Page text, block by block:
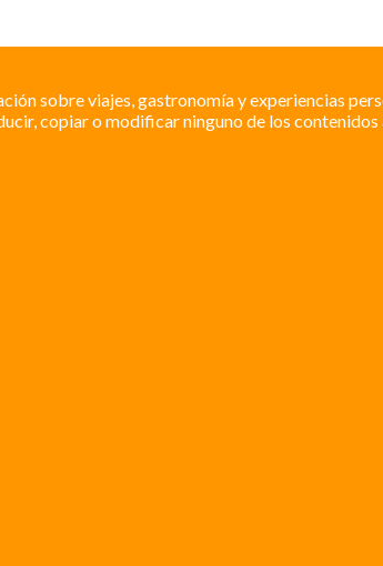
sobre viajes, gastronomía y experiencias
copiar o modificar ninguno de los